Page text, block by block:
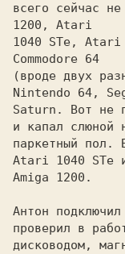
всего сейчас
1200, Atari
1040 STe, Atari
Commodore 64
(вроде двух
Nintendo 64,
Saturn. Вот не
и капал слюной
паркетный пол.
Atari 1040 STe
Amiga 1200.
Антон
проверил в
дисководом,